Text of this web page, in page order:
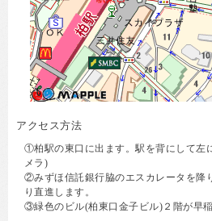
アクセス方法
①柏駅の東口に出ます。駅を背にして左
メラ)
②みずほ信託銀行脇のエスカレータを降
り直進します。
③緑色のビル(柏東口金子ビル)２階が早稲